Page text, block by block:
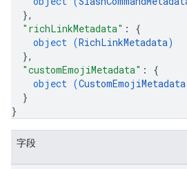
},
"richLinkMetadata" : {
object (RichLinkMetadata)
},
"customEmojiMetadata" : {
object (CustomEmojiMetadata
}
}
字段